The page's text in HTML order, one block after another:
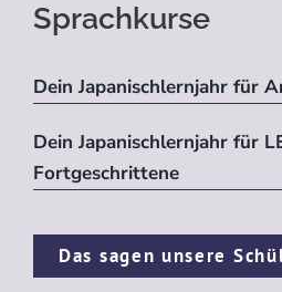
Sprachkurse
Dein Japanischlernjahr für
Dein Japanischlernjahr für
Fortgeschrittene
Das sagen unsere